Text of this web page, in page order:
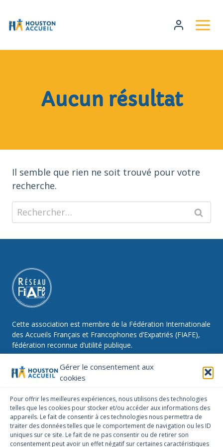
Gérer le consentement aux
cookies
Pour offrir les meilleures expériences, nous utilisons des technologies
telles que les cookies pour stocker et/ou accéder aux informations des
appareils. Le fait de consentir à ces technologies nous permettra de
traiter des données telles que le comportement de navigation ou les ID
uniques sur ce site. Le fait de ne pas consentir ou de retirer son
consentement peut avoir un effet négatif sur certaines caractéristiques
Aucun résultat
Il semble que rien ne soit trouvé pour votre
recherche.
Cette association est membre de la Fédération Internationale
des Accueils Français et Francophones d’Expatriés (FIAFE),
fédération reconnue d’utilité publique.
NOUS SUIVRE
Facebook Instagram Linkedin
NOUS CONTACTER
infos@houstonaccueil.org